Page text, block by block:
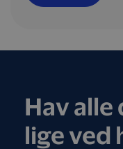
Hav
lige ved